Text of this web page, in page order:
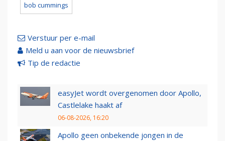
bob cummings
Verstuur per e-mail
Meld u aan voor de nieuwsbrief
Tip de redactie
easyJet wordt overgenomen door Apollo,
Castlelake haakt af
06-08-2026, 16:20
Apollo geen onbekende jongen in de